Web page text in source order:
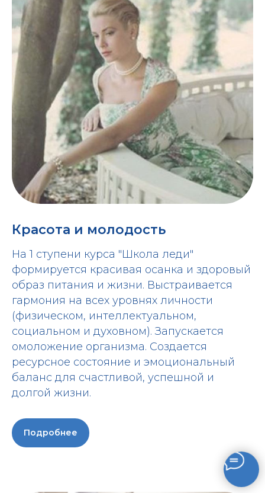
Красота и молодость
На 1 ступени курса "Школа леди"
формируется красивая осанка и здоровый
образ питания и жизни. Выстраивается
гармония на всех уровнях личности
(физическом, интеллектуальном,
социальном и духовном). Запускается
омоложение организма. Создается
ресурсное состояние и эмоциональный
баланс для счастливой, успешной и
долгой жизни.
Подробнее